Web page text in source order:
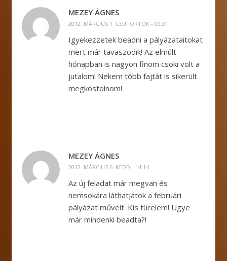
MEZEY ÁGNES
2012. MÁRCIUS 1. CSÜTÖRTÖK - 09:31
Igyekezzetek beadni a pályázataitokat
mert már tavaszodik! Az elmúlt
hónapban is nagyon finom csoki volt a
jutalom! Nekem több fajtát is sikerült
megkóstolnom!
MEZEY ÁGNES
2012. MÁRCIUS 6. KEDD - 14:14
Az új feladat már megvan és
nemsokára láthatjátok a februári
pályázat műveit. Kis türelem! Ugye
már mindenki beadta?!